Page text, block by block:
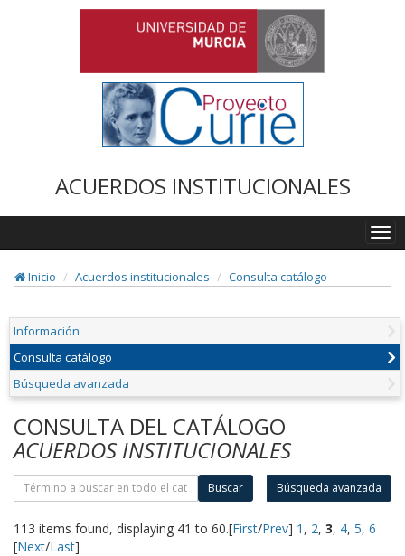
ACUERDOS INSTITUCIONALES
Inicio
Acuerdos institucionales Consulta catálogo
Información
Consulta catálogo
Búsqueda avanzada
CONSULTA DEL CATÁLOGO
ACUERDOS INSTITUCIONALES
Buscar Búsqueda avanzada
113 items found, displaying 41 to 60.[First/Prev] 1 , 2, 3, 4, 5, 6
[Next/Last]